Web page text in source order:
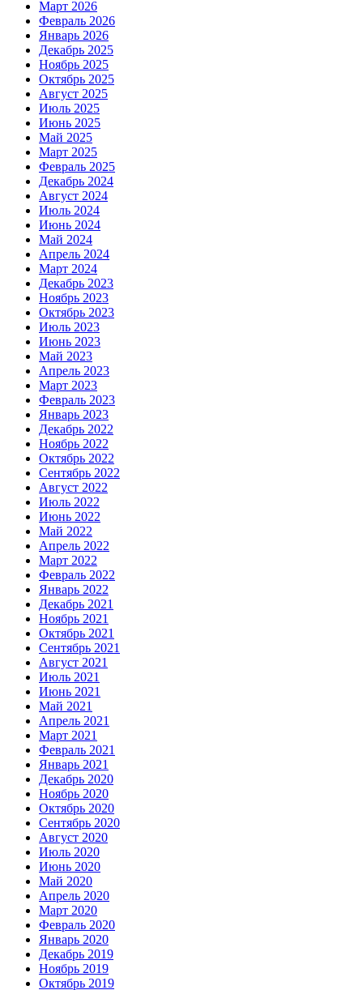
Март 2026
Февраль 2026
Январь 2026
Декабрь 2025
Ноябрь 2025
Октябрь 2025
Август 2025
Июль 2025
Июнь 2025
Май 2025
Март 2025
Февраль 2025
Декабрь 2024
Август 2024
Июль 2024
Июнь 2024
Май 2024
Апрель 2024
Март 2024
Декабрь 2023
Ноябрь 2023
Октябрь 2023
Июль 2023
Июнь 2023
Май 2023
Апрель 2023
Март 2023
Февраль 2023
Январь 2023
Декабрь 2022
Ноябрь 2022
Октябрь 2022
Сентябрь 2022
Август 2022
Июль 2022
Июнь 2022
Май 2022
Апрель 2022
Март 2022
Февраль 2022
Январь 2022
Декабрь 2021
Ноябрь 2021
Октябрь 2021
Сентябрь 2021
Август 2021
Июль 2021
Июнь 2021
Май 2021
Апрель 2021
Март 2021
Февраль 2021
Январь 2021
Декабрь 2020
Ноябрь 2020
Октябрь 2020
Сентябрь 2020
Август 2020
Июль 2020
Июнь 2020
Май 2020
Апрель 2020
Март 2020
Февраль 2020
Январь 2020
Декабрь 2019
Ноябрь 2019
Октябрь 2019